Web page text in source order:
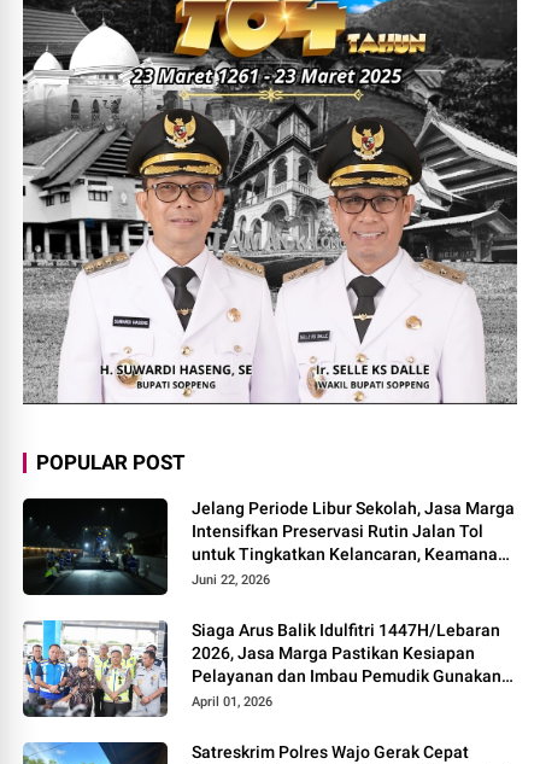
POPULAR POST
Jelang Periode Libur Sekolah, Jasa Marga
Intensifkan Preservasi Rutin Jalan Tol
untuk Tingkatkan Kelancaran, Keamanan
dan Kenyamanan Perjalanan
Juni 22, 2026
Siaga Arus Balik Idulfitri 1447H/Lebaran
2026, Jasa Marga Pastikan Kesiapan
Pelayanan dan Imbau Pemudik Gunakan
Rest Area Alternatif
April 01, 2026
Satreskrim Polres Wajo Gerak Cepat